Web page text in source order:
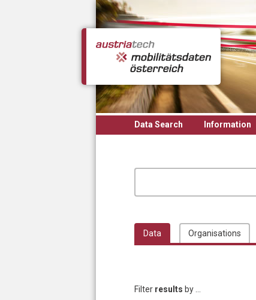
Data Search Information
Data Organisations
Filter results by ...